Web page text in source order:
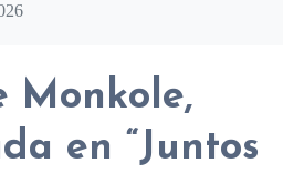
Monkole,
en “Juntos